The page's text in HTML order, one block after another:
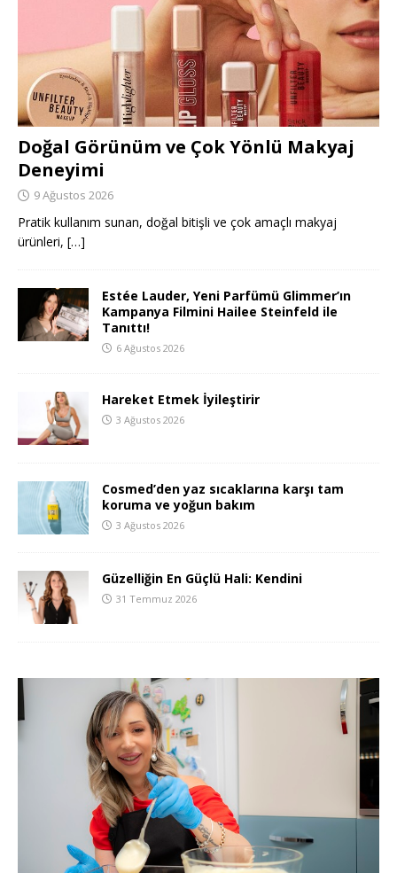
Doğal Görünüm ve Çok Yönlü Makyaj
Deneyimi
9 Ağustos 2026
Pratik kullanım sunan, doğal bitişli ve çok amaçlı makyaj
ürünleri, […]
Estée Lauder, Yeni Parfümü Glimmer’ın
Kampanya Filmini Hailee Steinfeld ile
Tanıttı!
6 Ağustos 2026
Hareket Etmek İyileştirir
3 Ağustos 2026
Cosmed’den yaz sıcaklarına karşı tam
koruma ve yoğun bakım
3 Ağustos 2026
Güzelliğin En Güçlü Hali: Kendini
31 Temmuz 2026